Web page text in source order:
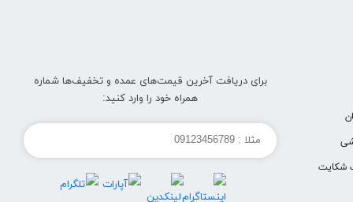
شکایت
برای دریافت آخرین قیمت‌های عمده و تخفیف‌ها شماره
همراه خود را وارد کنید: